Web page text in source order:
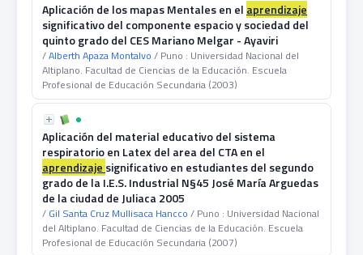
Aplicación de los mapas Mentales en el aprendizaje
significativo del componente espacio y sociedad del
quinto grado del CES Mariano Melgar - Ayaviri
/Alberth Apaza Montalvo / Puno : Universidad Nacional del
Altiplano. Facultad de Ciencias de la Educación. Escuela
Profesional de Educación Secundaria (2003)
Aplicación del material educativo del sistema
respiratorio en Latex del area del CTA en el
aprendizaje significativo en estudiantes del segundo
grado de la I.E.S. Industrial N§45 José María Arguedas
de la ciudad de Juliaca 2005
/ Gil Santa Cruz Mullisaca Hancco / Puno : Universidad Nacional
del Altiplano. Facultad de Ciencias de la Educación. Escuela
Profesional de Educación Secundaria (2007)